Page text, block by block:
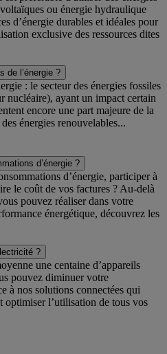
ou énergie hydraulique
d’énergie durables et idéales pour
exclusive des ressources dites
de l’énergie ?
: le secteur des énergies fossiles
nucléaire), ayant un impact certain
encore une part majeure de la
énergies renouvelables...
d’énergie ?
d’énergie, participer à
le coût de vos factures ? Au-delà
pouvez réaliser dans votre
énergétique, découvrez les
?
une centaine d’appareils
pouvez diminuer votre
à nos solutions connectées qui
optimiser l’utilisation de tous vos